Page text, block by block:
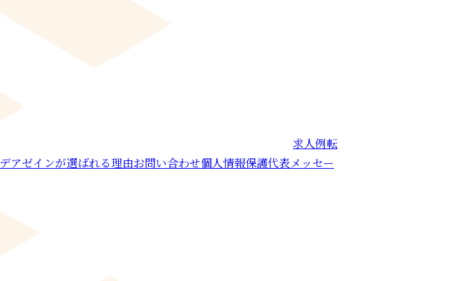
求人例転
デアゼインが選ばれる理由お問い合わせ個人情報保護代表メッセー